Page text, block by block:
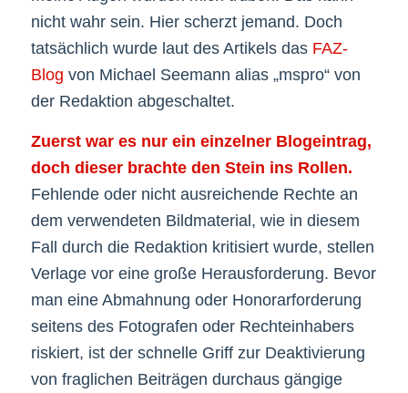
nicht wahr sein. Hier scherzt jemand. Doch
tatsächlich wurde laut des Artikels das FAZ-
Blog von Michael Seemann alias „mspro“ von
der Redaktion abgeschaltet.
Zuerst war es nur ein einzelner Blogeintrag,
doch dieser brachte den Stein ins Rollen.
Fehlende oder nicht ausreichende Rechte an
dem verwendeten Bildmaterial, wie in diesem
Fall durch die Redaktion kritisiert wurde, stellen
Verlage vor eine große Herausforderung. Bevor
man eine Abmahnung oder Honorarforderung
seitens des Fotografen oder Rechteinhabers
riskiert, ist der schnelle Griff zur Deaktivierung
von fraglichen Beiträgen durchaus gängige